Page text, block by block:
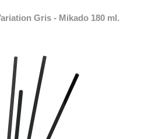
Gris - Mikado 180 ml.